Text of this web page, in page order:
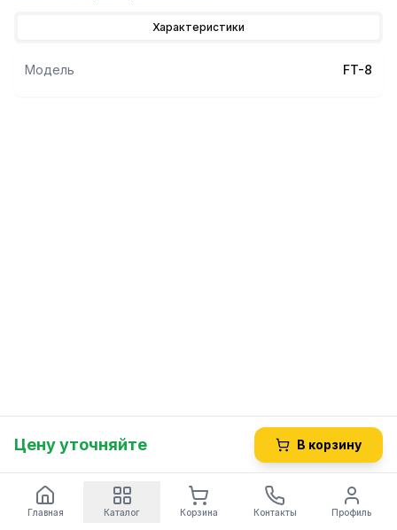
Характеристики
Модель FT-8
Цену уточняйте В корзину
Главная Каталог Корзина Контакты Профиль